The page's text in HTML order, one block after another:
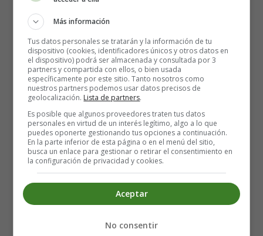
detectar errores de gramática y ortografía en tus escritos
y sugerir correcciones. Asegúrate de revisar todas las
sugerencias de corrección para que puedas aprender de
tus errores.
Dedica tiempo a practicar la
gramática
Para mejorar tu gramática en inglés, debes dedicar
tiempo a practicar. Establece un horario regular para
estudiar la gramática y practicar hablando y escribiendo
en inglés. Incluso unos pocos minutos al día pueden
marcar una gran diferencia en tu progreso. Además,
trabajar con un tutor de inglés para obtener
Más información
Tus datos personales se tratarán y la información de tu
dispositivo (cookies, identificadores únicos y otros datos en
el dispositivo) podrá ser almacenada y consultada por 3
partners y compartida con ellos, o bien usada
específicamente por este sitio. Tanto nosotros como
nuestros partners podemos usar datos precisos de
geolocalización. Lista de partners.
Es posible que algunos proveedores traten tus datos
personales en virtud de un interés legítimo, algo a lo que
puedes oponerte gestionando tus opciones a continuación.
En la parte inferior de esta página o en el menú del sitio,
busca un enlace para gestionar o retirar el consentimiento en
la configuración de privacidad y cookies.
Aceptar
No consentir